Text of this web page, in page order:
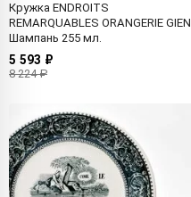
Кружка ENDROITS
REMARQUABLES ORANGERIE GIEN
Шампань 255 мл.
5 593 ₽
8 224 ₽